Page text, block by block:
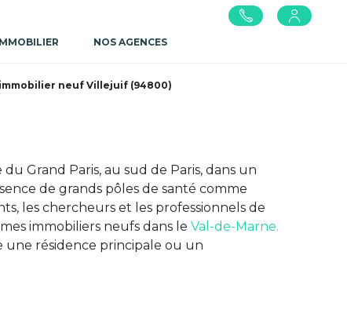
NOS AGENCES
neuf Villejuif (94800)
Grand Paris, au sud de Paris, dans un
de grands pôles de santé comme
les chercheurs et les professionnels de
immobiliers neufs dans le Val-de-Marne.
résidence principale ou un